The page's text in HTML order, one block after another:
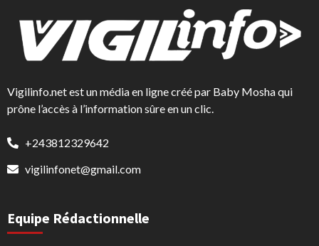
Vigilinfo.net est un média en ligne créé par Baby Mosha qui
prône l’accès à l’information sûre en un clic.
+243812329642
vigilinfonet@gmail.com
Equipe Rédactionnelle